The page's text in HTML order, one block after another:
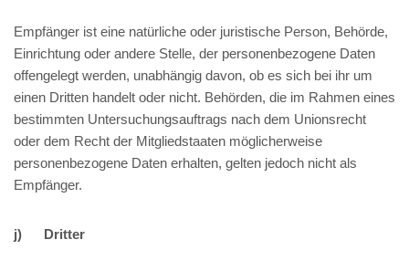
Empfänger ist eine natürliche oder juristische Person, Behörde,
Einrichtung oder andere Stelle, der personenbezogene Daten
offengelegt werden, unabhängig davon, ob es sich bei ihr um
einen Dritten handelt oder nicht. Behörden, die im Rahmen eines
bestimmten Untersuchungsauftrags nach dem Unionsrecht
oder dem Recht der Mitgliedstaaten möglicherweise
personenbezogene Daten erhalten, gelten jedoch nicht als
Empfänger.
j) Dritter